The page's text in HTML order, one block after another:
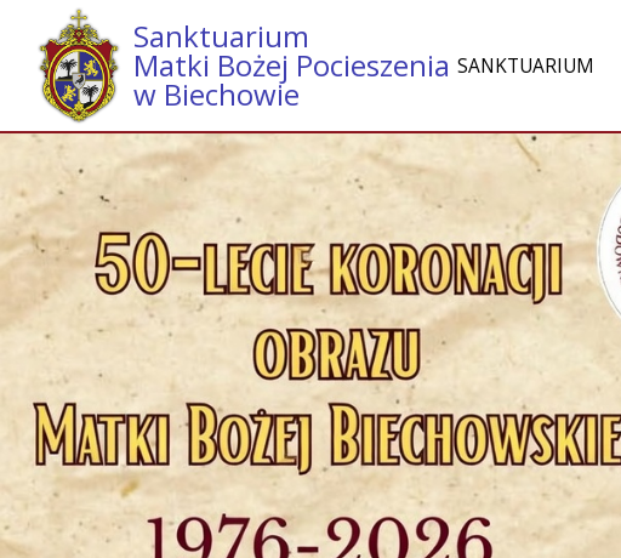
Sanktuarium
Matki Bożej Pocieszenia
w Biechowie
SANKTUARIUM